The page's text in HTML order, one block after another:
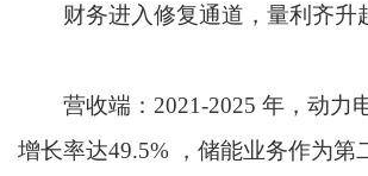
财务进入修复通道，量利齐升
营收端：2021-2025 年，动力
增长率达49.5% ，储能业务作为第